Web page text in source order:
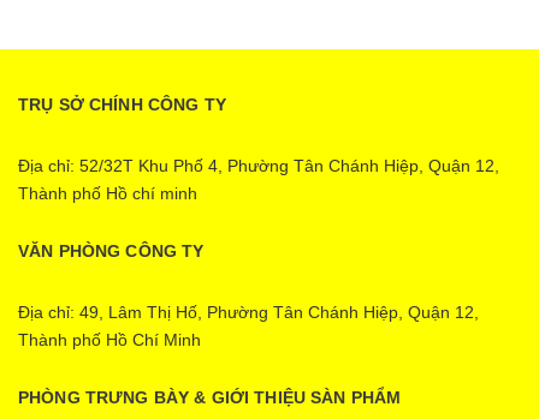
TRỤ SỞ CHÍNH CÔNG TY
Địa chỉ: 52/32T Khu Phố 4, Phường Tân Chánh Hiệp, Quận 12,
Thành phố Hồ chí minh
VĂN PHÒNG CÔNG TY
Địa chỉ: 49, Lâm Thị Hố, Phường Tân Chánh Hiệp, Quận 12,
Thành phố Hồ Chí Minh
PHÒNG TRƯNG BÀY & GIỚI THIỆU SÀN PHẨM